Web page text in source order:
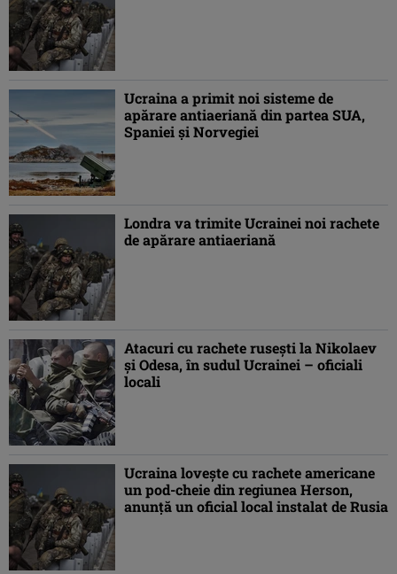
Ucraina a primit noi sisteme de
apărare antiaeriană din partea SUA,
Spaniei şi Norvegiei
Londra va trimite Ucrainei noi rachete
de apărare antiaeriană
Atacuri cu rachete ruseşti la Nikolaev
şi Odesa, în sudul Ucrainei – oficiali
locali
Ucraina loveşte cu rachete americane
un pod-cheie din regiunea Herson,
anunţă un oficial local instalat de Rusia